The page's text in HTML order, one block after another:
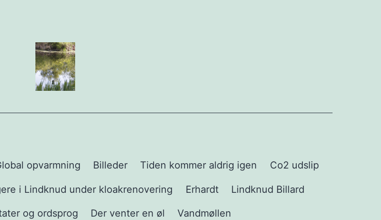
opvarmning Billeder Tiden kommer aldrig igen Co2 udslip
i Lindknud under kloakrenovering Erhardt Lindknud Billard
og ordsprog Der venter en øl Vandmøllen